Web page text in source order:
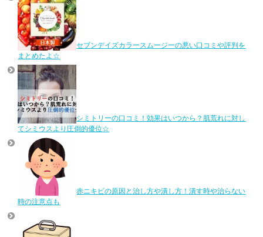
セブンデイズカラースムージーの悪い口コミや評判を
まとめたよ☆
シミトリーの口コミ！効果はいつから？肌荒れに対し
てシミウスより圧倒的優位☆
赤ニキビの原因と治し方や潰し方！潰す時や治らない
時の注意点も